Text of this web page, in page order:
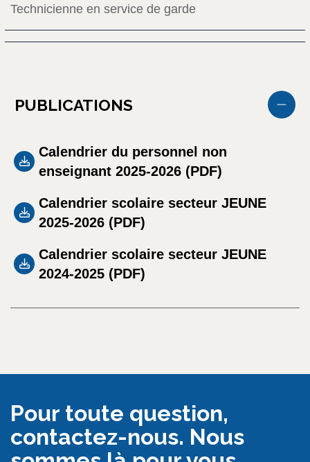
Technicienne en service de garde
PUBLICATIONS
Calendrier du personnel non
enseignant 2025-2026 (PDF)
Calendrier scolaire secteur JEUNE
2025-2026 (PDF)
Calendrier scolaire secteur JEUNE
2024-2025 (PDF)
Pour toute question,
contactez-nous. Nous